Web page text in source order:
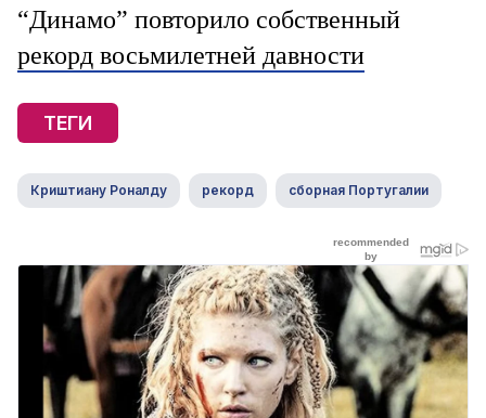
“Динамо” повторило собственный
рекорд восьмилетней давности
ТЕГИ
Криштиану Роналду рекорд сборная Португалии